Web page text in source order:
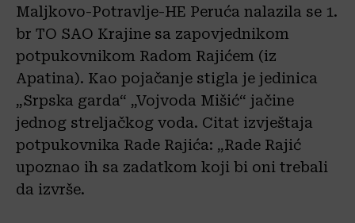
Maljkovo-Potravlje-HE Peruća nalazila se 1.
br TO SAO Krajine sa zapovjednikom
potpukovnikom Radom Rajićem (iz
Apatina). Kao pojačanje stigla je jedinica
„Srpska garda“ „Vojvoda Mišić“ jačine
jednog streljačkog voda. Citat izvještaja
potpukovnika Rade Rajića: „Rade Rajić
upoznao ih sa zadatkom koji bi oni trebali
da izvrše.